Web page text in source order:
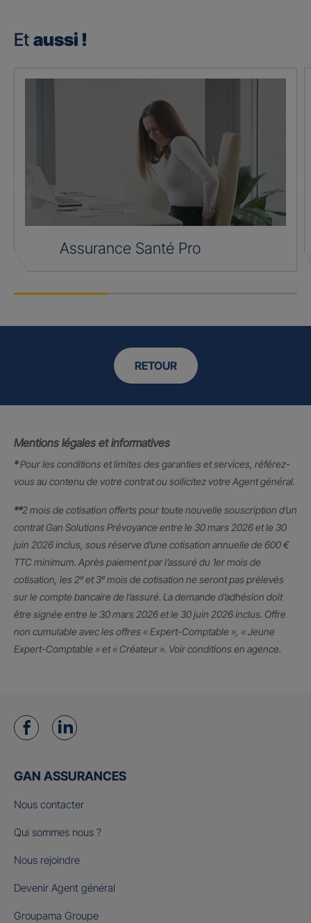
Et aussi !
Assurance Santé Pro
RETOUR
Mentions légales et informatives
*Pour les conditions et limites des garanties et services, référez-
vous au contenu de votre contrat ou sollicitez votre Agent général.
**2 mois de cotisation offerts pour toute nouvelle souscription d’un
contrat Gan Solutions Prévoyance entre le 30 mars 2026 et le 30
juin 2026 inclus, sous réserve d’une cotisation annuelle de 600 €
TTC minimum. Après paiement par l’assuré du 1er mois de
cotisation, les 2ᵉ et 3ᵉ mois de cotisation ne seront pas prélevés
sur le compte bancaire de l’assuré. La demande d’adhésion doit
être signée entre le 30 mars 2026 et le 30 juin 2026 inclus. Offre
non cumulable avec les offres « Expert-Comptable », « Jeune
Expert-Comptable » et « Créateur ». Voir conditions en agence.
GAN ASSURANCES
Nous contacter
Qui sommes nous ?
Nous rejoindre
Devenir Agent général
Groupama Groupe